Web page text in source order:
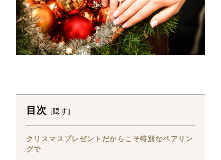
目次 [隠す]
クリスマスプレゼントだからこそ特別なペアリン
グで